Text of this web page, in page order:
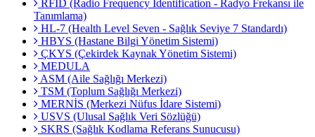
RFID (Radio Frequency Identification - Radyo Frekansı ile
Tanımlama)
HL-7 (Health Level Seven - Sağlık Seviye 7 Standardı)
HBYS (Hastane Bilgi Yönetim Sistemi)
ÇKYS (Çekirdek Kaynak Yönetim Sistemi)
MEDULA
ASM (Aile Sağlığı Merkezi)
TSM (Toplum Sağlığı Merkezi)
MERNİS (Merkezi Nüfus İdare Sistemi)
USVS (Ulusal Sağlık Veri Sözlüğü)
SKRS (Sağlık Kodlama Referans Sunucusu)